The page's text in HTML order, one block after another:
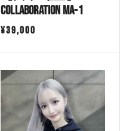
Collaboration MA-1
¥39,000